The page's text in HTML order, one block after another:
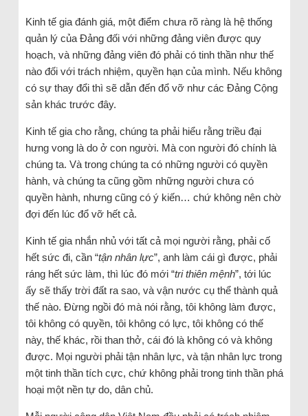
Kinh tế gia đánh giá, một điểm chưa rõ ràng là hệ thống
quản lý của Đảng đối với những đảng viên được quy
hoạch, và những đảng viên đó phải có tinh thần như thế
nào đối với trách nhiệm, quyền hạn của mình. Nếu không
có sự thay đổi thì sẽ dẫn đến đổ vỡ như các Đảng Cộng
sản khác trước đây.
Kinh tế gia cho rằng, chúng ta phải hiểu rằng triều đại
hưng vong là do ở con người. Mà con người đó chính là
chúng ta. Và trong chúng ta có những người có quyền
hành, và chúng ta cũng gồm những người chưa có
quyền hành, nhưng cũng có ý kiến… chứ không nên chờ
đợi đến lúc đổ vỡ hết cả.
Kinh tế gia nhắn nhủ với tất cả mọi người rằng, phải cố
hết sức đi, cần “tận nhân lực”, anh làm cái gì được, phải
ráng hết sức làm, thì lúc đó mới “tri thiên mệnh”, tới lúc
ấy sẽ thấy trời đất ra sao, và vận nước cụ thể thành quả
thế nào. Đừng ngồi đó mà nói rằng, tôi không làm được,
tôi không có quyền, tôi không có lực, tôi không có thế
này, thế khác, rồi than thở, cái đó là không có và không
được. Mọi người phải tận nhân lực, và tận nhân lực trong
một tinh thần tích cực, chứ không phải trong tinh thần phá
hoại một nền tự do, dân chủ.